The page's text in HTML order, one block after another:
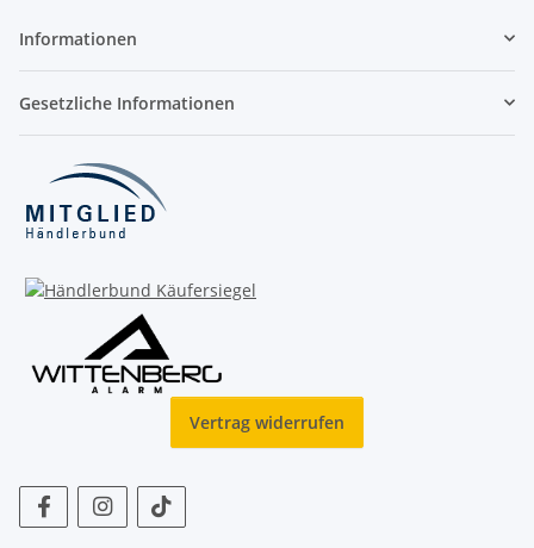
Informationen
Gesetzliche Informationen
Vertrag widerrufen